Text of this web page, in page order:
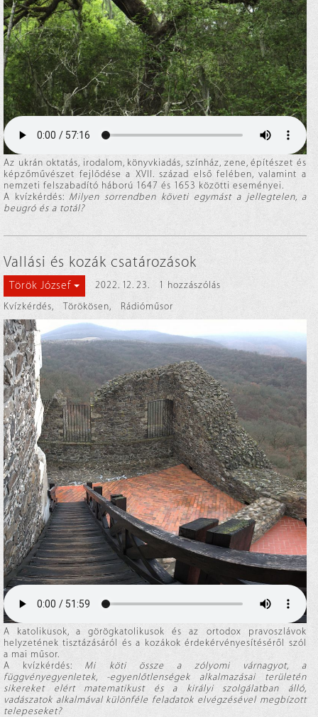
Az ukrán oktatás, irodalom, könyvkiadás, színház, zene, építészet és
képzőművészet fejlődése a XVII. század első felében, valamint a
nemzeti felszabadító háború 1647 és 1653 közötti eseményei.
A kvízkérdés: Milyen sorrendben követi egymást a jellegtelen, a
beugró és a totál?
Vallási és kozák csatározások
Török József 2022. 12. 23.
1 hozzászólás
Kvízkérdés, Törökösen, Rádióműsor
A katolikusok, a görögkatolikusok és az ortodox pravoszlávok
helyzetének tisztázásáról és a kozákok érdekérvényesítéséről szól
a mai műsor.
A kvízkérdés: Mi köti össze a zólyomi várnagyot, a
függvényegyenletek, -egyenlőtlenségek alkalmazásai területén
sikereket elért matematikust és a királyi szolgálatban álló,
vadászatok alkalmával különféle feladatok elvégzésével megbízott
telepeseket?